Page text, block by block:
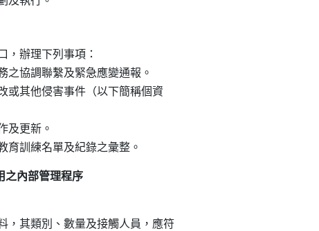
，辦理下列事項：
之協調聯繫及緊急應變通報。
或其他侵害事件（以下簡稱個資
及更新。
之內部管理程序
，其類別、數量及接觸人員，應符